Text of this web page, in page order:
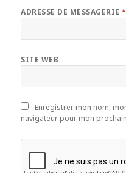
ADRESSE DE MESSAGERIE*
SITE WEB
Enregistrer mon nom,
navigateur pour mon